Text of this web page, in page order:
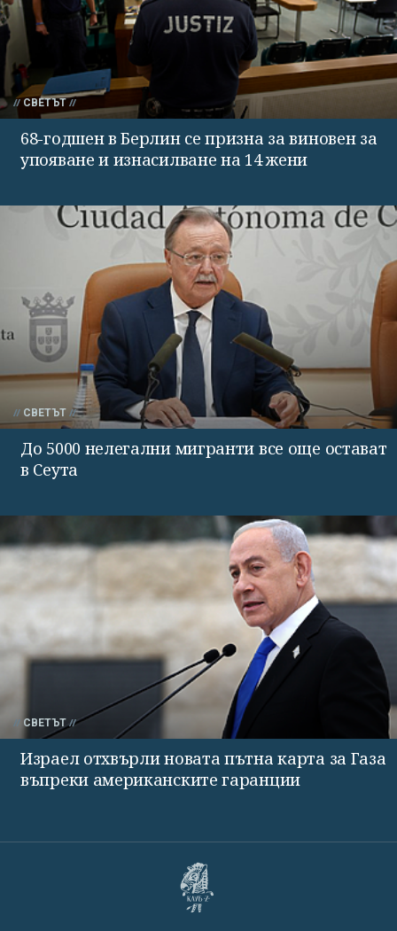
СВЕТЪТ
68-годшен в Берлин се призна за виновен за
упояване и изнасилване на 14 жени
СВЕТЪТ
До 5000 нелегални мигранти все още остават
в Сеута
СВЕТЪТ
Израел отхвърли новата пътна карта за Газа
въпреки американските гаранции